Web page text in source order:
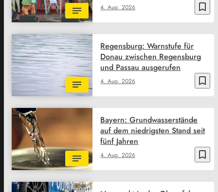
bookmark_border
4. Aug. 2026
bookmark_border
4. Aug. 2026
Regensburg: Warnstufe für
Donau zwischen Regensburg
und Passau ausgerufen
bookmark_border
4. Aug. 2026
Bayern: Grundwasserstände
auf dem niedrigsten Stand seit
fünf Jahren
KI generiert